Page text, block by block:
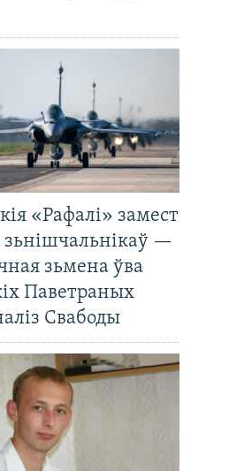
«Рафалі» замест
зьнішчальнікаў —
зьмена ўва
Паветраных
Свабоды